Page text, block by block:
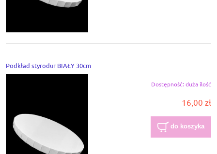
Podkład styrodur BIAŁY 30cm
Dostępność: duża ilość
16,00 zł
do koszyka